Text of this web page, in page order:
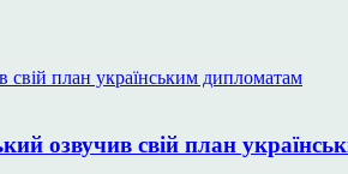
озвучив свій план